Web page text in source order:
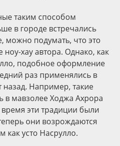
таким способом
в городе встречались
можно подумать, что это
хау автора. Однако, как
подобное оформление
раз применялись в
назад. Например, такие
в мавзолее Ходжа Ахрора
эти традиции были
они возрождаются
как усто Насрулло.